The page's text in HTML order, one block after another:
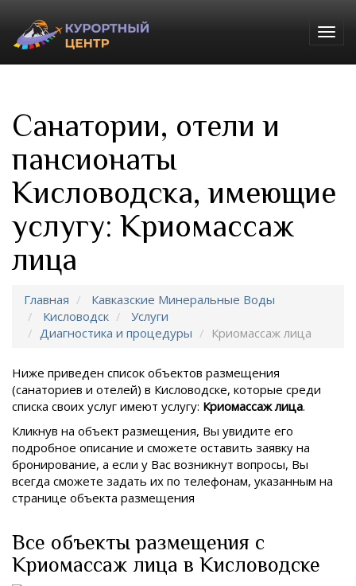
Санатории, отели и
пансионаты
Кисловодска, имеющие
услугу: Криомассаж
лица
Главная
Кавказские Минеральные Воды
Кисловодск
Услуги
Диагностика и процедуры
Криомассаж лица
Ниже приведен список объектов размещения
(санаториев и отелей) в Кисловодске, которые среди
списка своих услуг имеют услугу: Криомассаж лица.
Кликнув на объект размещения, Вы увидите его
подробное описание и сможете оставить заявку на
бронирование, а если у Вас возникнут вопросы, Вы
всегда сможете задать их по телефонам, указанным на
странице объекта размещения
Все объекты размещения с
Криомассаж лица в Кисловодске